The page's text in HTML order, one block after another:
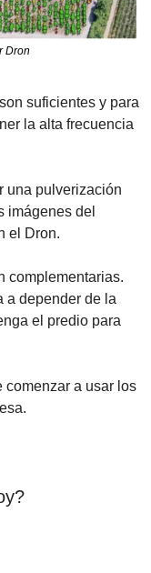
Dron
suficientes y para
la alta frecuencia
una pulverización
imágenes del
el Dron.
complementarias.
a depender de la
el predio para
comenzar a usar los